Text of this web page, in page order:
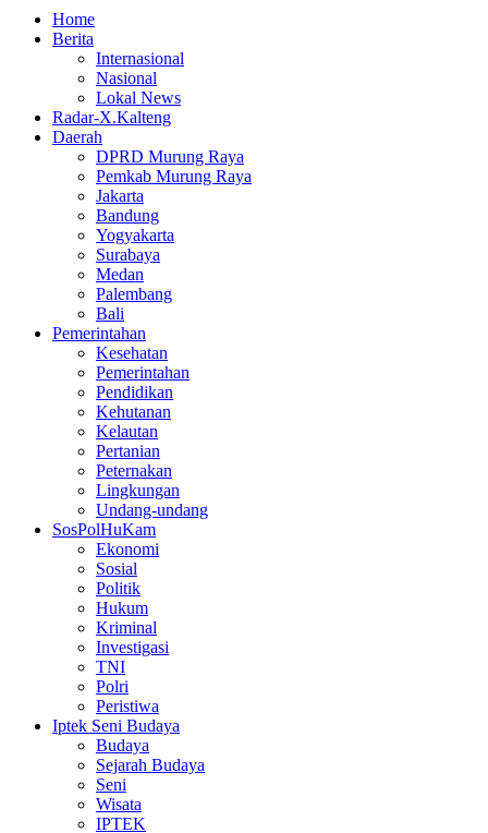
Home
Berita
Internasional
Nasional
Lokal News
Radar-X.Kalteng
Daerah
DPRD Murung Raya
Pemkab Murung Raya
Jakarta
Bandung
Yogyakarta
Surabaya
Medan
Palembang
Bali
Pemerintahan
Kesehatan
Pemerintahan
Pendidikan
Kehutanan
Kelautan
Pertanian
Peternakan
Lingkungan
Undang-undang
SosPolHuKam
Ekonomi
Sosial
Politik
Hukum
Kriminal
Investigasi
TNI
Polri
Peristiwa
Iptek Seni Budaya
Budaya
Sejarah Budaya
Seni
Wisata
IPTEK